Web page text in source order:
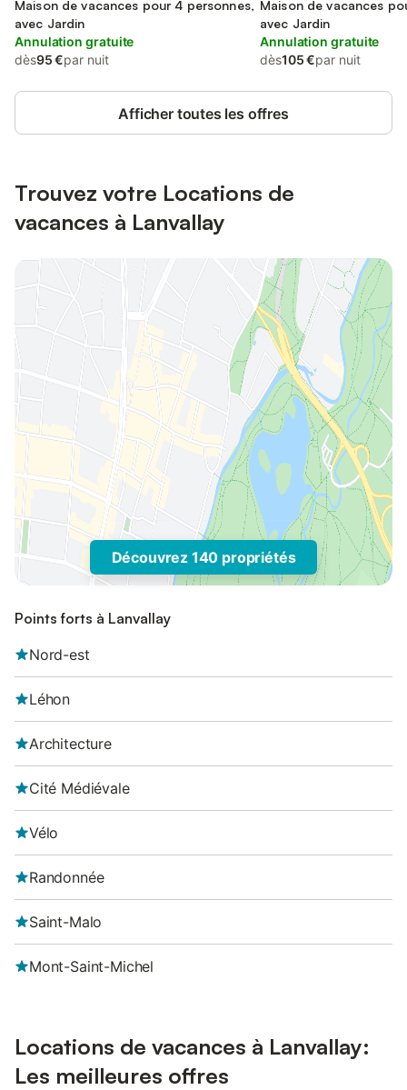
Maison de vacances pour 4 personnes,
avec Jardin
Annulation gratuite
dès95 €par nuit
Maison de vacances
avec Jardin
Annulation gratuite
dès105 €par nuit
Afficher toutes les offres
Trouvez votre Locations de
vacances à Lanvallay
Découvrez 140 propriétés
Points forts à Lanvallay
Nord-est
Léhon
Architecture
Cité Médiévale
Vélo
Randonnée
Saint-Malo
Mont-Saint-Michel
Locations de vacances à Lanvallay:
Les meilleures offres